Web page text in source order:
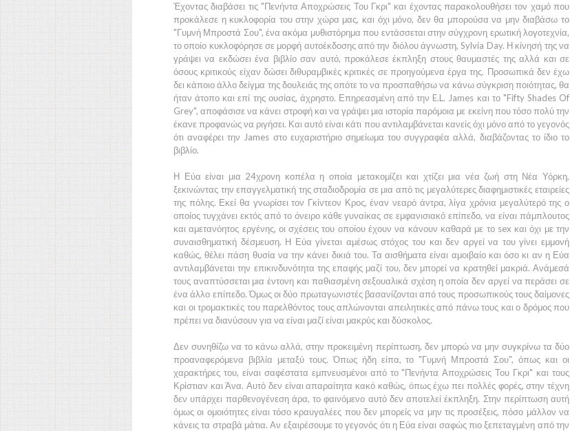
Έχοντας διαβάσει τις "Πενήντα Αποχρώσεις Του Γκρι" και έχοντας παρακολουθήσει τον χαμό που
προκάλεσε η κυκλοφορία του στην χώρα μας, και όχι μόνο, δεν θα μπορούσα να μην διαβάσω το
"Γυμνή Μπροστά Σου", ένα ακόμα μυθιστόρημα που εντάσσεται στην σύγχρονη ερωτική λογοτεχνία,
το οποίο κυκλοφόρησε σε μορφή αυτοέκδοσης από την διόλου άγνωστη,Sylvia Day. Η κίνησή της να
γράψει να εκδώσει ένα βιβλίο σαν αυτό, προκάλεσε έκπληξη στους θαυμαστές της αλλά και σε
όσους κριτικούς είχαν δώσει διθυραμβικές κριτικές σε προηγούμενα έργα της. Προσωπικά δεν έχω
δει κάποιο άλλο δείγμα της δουλειάς της οπότε το να προσπαθήσω να κάνω σύγκριση ποιότητας, θα
ήταν άτοπο και επί της ουσίας, άχρηστο. Επηρεασμένη από την E.L. James και το "Fifty Shades Of
Grey", αποφάσισε να κάνει στροφή και να γράψει μια ιστορία παρόμοια με εκείνη που τόσο πολύ την
έκανε προφανώς να ριγήσει. Και αυτό είναι κάτι που αντιλαμβάνεται κανείς όχι μόνο από το γεγονός
ότι αναφέρει την James στο ευχαριστήριο σημείωμα του συγγραφέα αλλά, διαβάζοντας το ίδιο το
βιβλίο.
Η Εύαείναι μια 24χρονη κοπέλα η οποία μετακομίζει και χτίζει μια νέα ζωή στη Νέα Υόρκη,
ξεκινώντας την επαγγελματική της σταδιοδρομία σε μια από τις μεγαλύτερες διαφημιστικές εταιρείες
της πόλης. Εκεί θα γνωρίσει τον Γκίντεον Κρος, έναν νεαρό άντρα, λίγα χρόνια μεγαλύτερό της ο
οποίος τυγχάνει εκτός από το όνειρο κάθε γυναίκας σε εμφανισιακό επίπεδο, να είναι πάμπλουτος
και αμετανόητος εργένης, οι σχέσεις του οποίου έχουν να κάνουν καθαρά με το sex και όχι με την
συναισθηματική δέσμευση. Η Εύα γίνεται αμέσως στόχος του και δεν αργεί να του γίνει εμμονή
καθώς, θέλει πάση θυσία να την κάνει δικιά του. Τα αισθήματα είναι αμοιβαίο και όσο κι αν η Εύα
αντιλαμβάνεται την επικινδυνότητα της επαφής μαζί του, δεν μπορεί να κρατηθεί μακριά. Ανάμεσά
τους αναπτύσσεται μια έντονη και παθιασμένη σεξουαλικά σχέση η οποία δεν αργεί να περάσει σε
ένα άλλο επίπεδο. Όμως οι δύο πρωταγωνιστές βασανίζονται από τους προσωπικούς τους δαίμονες
και οι τρομακτικές του παρελθόντος τους απλώνονται απειλητικές από πάνω τους και ο δρόμος που
πρέπει να διανύσουν για να είναι μαζί είναι μακρύς και δύσκολος.
Δεν συνηθίζω να το κάνω αλλά, στην προκειμένη περίπτωση, δεν μπορώ να μην συγκρίνω τα δύο
προαναφερόμενα βιβλία μεταξύ τους. Όπως ήδη είπα, το "Γυμνή Μπροστά Σου", όπως και οι
χαρακτήρες του, είναι σαφέστατα εμπνευσμένοι από το "Πενήντα Αποχρώσεις Του Γκρι" και τους
Κρίστιαν και Άνα. Αυτό δεν είναι απαραίτητα κακό καθώς, όπως έχω πει πολλές φορές, στην τέχνη
δεν υπάρχει παρθενογένεση άρα, το φαινόμενο αυτό δεν αποτελεί έκπληξη. Στην περίπτωση αυτή
όμως οι ομοιότητες είναι τόσο κραυγαλέες που δεν μπορείς να μην τις προσέξεις, πόσο μάλλον να
κάνεις τα στραβά μάτια. Αν εξαιρέσουμε το γεγονός ότι η Εύα είναι σαφώς πιο ξεπεταγμένη από την